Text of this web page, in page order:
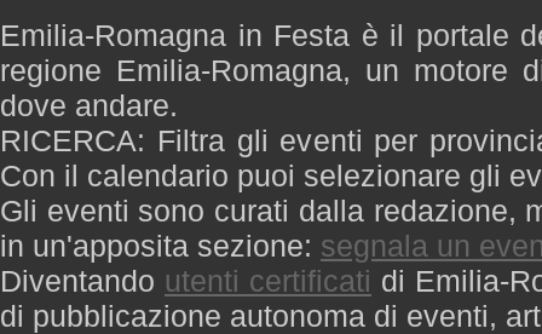
Emilia-Romagna in Festa è il portale
regione Emilia-Romagna, un motore
dove andare.
RICERCA: Filtra gli eventi per
Con il calendario puoi selezionare gli
Gli eventi sono curati dalla redazione,
in un'apposita sezione: segnala un
Diventando utenti certificati di Emilia-
di pubblicazione autonoma di eventi,